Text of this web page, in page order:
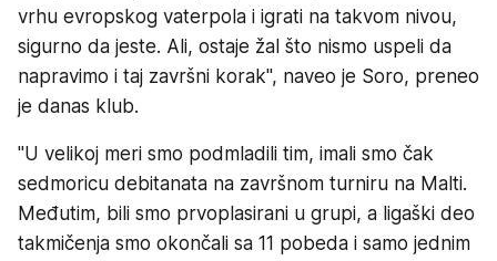
vrhu evropskog vaterpola i igrati na takvom nivou,
sigurno da jeste. Ali, ostaje žal što nismo uspeli da
napravimo i taj završni korak", naveo je Soro, preneo
je danas klub.
"U velikoj meri smo podmladili tim, imali smo čak
sedmoricu debitanata na završnom turniru na Malti.
Međutim, bili smo prvoplasirani u grupi, a ligaški deo
takmičenja smo okončali sa 11 pobeda i samo jednim